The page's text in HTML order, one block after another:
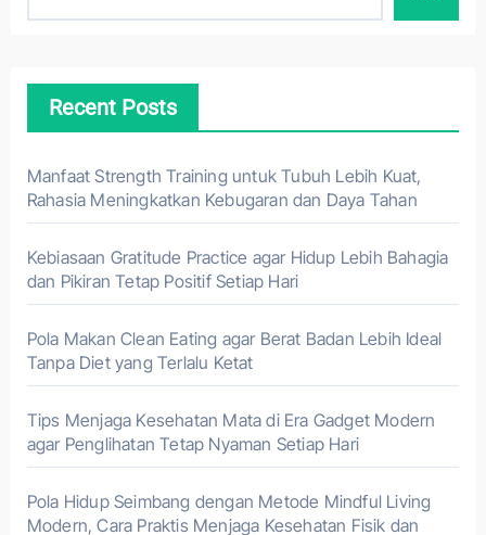
Recent Posts
Manfaat Strength Training untuk Tubuh Lebih Kuat,
Rahasia Meningkatkan Kebugaran dan Daya Tahan
Kebiasaan Gratitude Practice agar Hidup Lebih Bahagia
dan Pikiran Tetap Positif Setiap Hari
Pola Makan Clean Eating agar Berat Badan Lebih Ideal
Tanpa Diet yang Terlalu Ketat
Tips Menjaga Kesehatan Mata di Era Gadget Modern
agar Penglihatan Tetap Nyaman Setiap Hari
Pola Hidup Seimbang dengan Metode Mindful Living
Modern, Cara Praktis Menjaga Kesehatan Fisik dan